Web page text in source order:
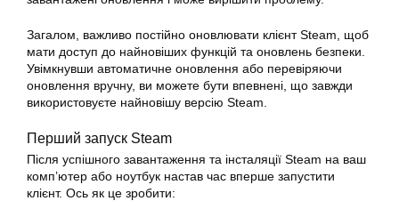
Загалом, важливо постійно оновлювати клієнт Steam, щоб
мати доступ до найновіших функцій та оновлень безпеки.
Увімкнувши автоматичне оновлення або перевіряючи
оновлення вручну, ви можете бути впевнені, що завжди
використовуєте найновішу версію Steam.
Перший запуск Steam
Після успішного завантаження та інсталяції Steam на ваш
комп’ютер або ноутбук настав час вперше запустити
клієнт. Ось як це зробити: